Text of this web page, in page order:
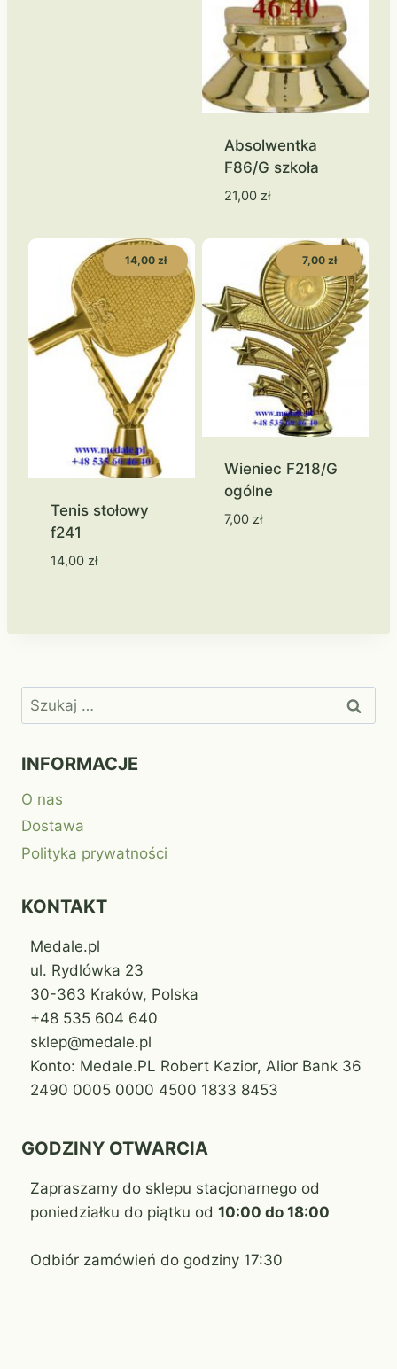
Absolwentka
F86/G szkoła
21,00 zł
14,00 zł
Tenis stołowy
f241
14,00 zł
7,00 zł
Wieniec F218/G
ogólne
7,00 zł
Szukaj:
INFORMACJE
O nas
Dostawa
Polityka prywatności
KONTAKT
Medale.pl
ul. Rydlówka 23
30-363 Kraków, Polska
+48 535 604 640
sklep@medale.pl
Konto: Medale.PL Robert Kazior, Alior Bank 36
2490 0005 0000 4500 1833 8453
GODZINY OTWARCIA
Zapraszamy do sklepu stacjonarnego od
poniedziałku do piątku od 10:00 do 18:00
Odbiór zamówień do godziny 17:30